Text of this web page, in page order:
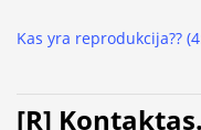
Kas yra reprodukcija??
[R]